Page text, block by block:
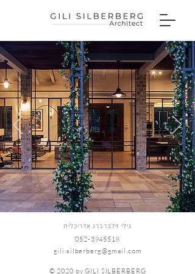
גילי זילברברג אדריכלית
052-3945518
gili.silberberg@gmail.com
© 2020 by GILI SILBERBERG